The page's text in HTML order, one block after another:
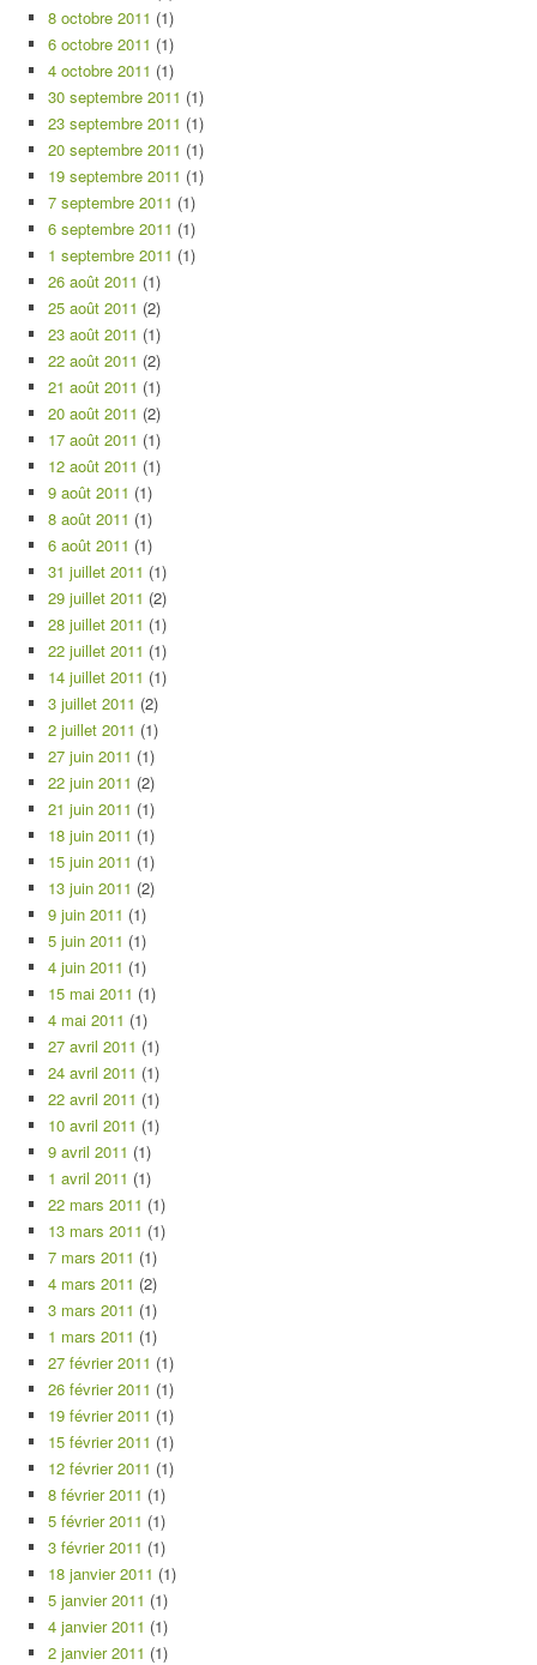
8 octobre 2011 (1)
6 octobre 2011 (1)
4 octobre 2011 (1)
30 septembre 2011 (1)
23 septembre 2011 (1)
20 septembre 2011 (1)
19 septembre 2011 (1)
7 septembre 2011 (1)
6 septembre 2011 (1)
1 septembre 2011 (1)
26 août 2011 (1)
25 août 2011 (2)
23 août 2011 (1)
22 août 2011 (2)
21 août 2011 (1)
20 août 2011 (2)
17 août 2011 (1)
12 août 2011 (1)
9 août 2011 (1)
8 août 2011 (1)
6 août 2011 (1)
31 juillet 2011 (1)
29 juillet 2011 (2)
28 juillet 2011 (1)
22 juillet 2011 (1)
14 juillet 2011 (1)
3 juillet 2011 (2)
2 juillet 2011 (1)
27 juin 2011 (1)
22 juin 2011 (2)
21 juin 2011 (1)
18 juin 2011 (1)
15 juin 2011 (1)
13 juin 2011 (2)
9 juin 2011 (1)
5 juin 2011 (1)
4 juin 2011 (1)
15 mai 2011 (1)
4 mai 2011 (1)
27 avril 2011 (1)
24 avril 2011 (1)
22 avril 2011 (1)
10 avril 2011 (1)
9 avril 2011 (1)
1 avril 2011 (1)
22 mars 2011 (1)
13 mars 2011 (1)
7 mars 2011 (1)
4 mars 2011 (2)
3 mars 2011 (1)
1 mars 2011 (1)
27 février 2011 (1)
26 février 2011 (1)
19 février 2011 (1)
15 février 2011 (1)
12 février 2011 (1)
8 février 2011 (1)
5 février 2011 (1)
3 février 2011 (1)
18 janvier 2011 (1)
5 janvier 2011 (1)
4 janvier 2011 (1)
2 janvier 2011 (1)